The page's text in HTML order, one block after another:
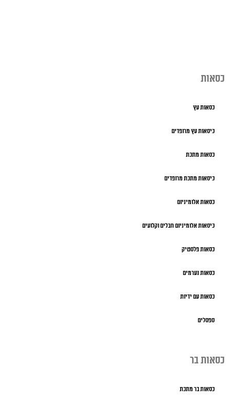
כסאות
כסאות עץ
כיסאות עץ מרופדים
כסאות מתכת
כיסאות מתכת מרופדים
כסאות אלומיניום
כיסאות אלומיניום חבלים וקלועים
כסאות פלסטיק
כסאות נערמים
כסאות עם ידיות
ספסלים
כסאות בר
כסאות בר מתכת